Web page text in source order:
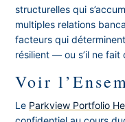
structurelles qui
multiples relations
facteurs qui
résilient — ou s’il ne fait
Voir
Le Parkview Portfolio